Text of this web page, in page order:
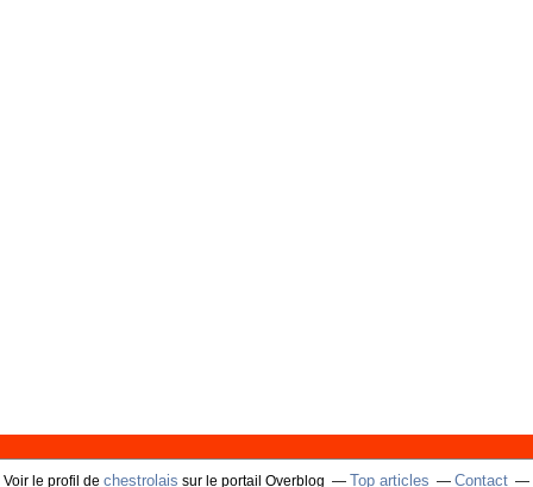
Voir le profil de chestrolais sur le portail Overblog Top articles Contact